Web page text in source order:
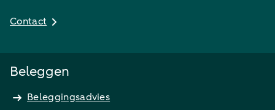
Contact
Beleggen
Beleggingsadvies